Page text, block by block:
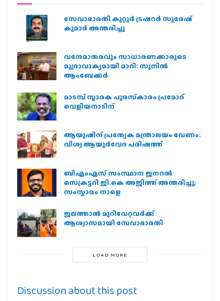
സേവാഭാരതി കുറ്റൂർ ട്രഷറർ സുരേഷ്
കുമാർ അന്തരിച്ചു
വന്ദേമാതരവും സാധാരണക്കാരുടെ
മുദ്രാവാക്യമായി മാറി: സുനിൽ
ആംബേക്കർ
മാടമ്പ് സ്മാരക പുരസ്‌കാരം പ്രമോദ്
വെളിയനാടിന്
ആയുഷിന് പ്രത്യേക മന്ത്രാലയം വേണം:
വിശ്വ ആയുര്‍വേദ പരിഷത്ത്
ബിഎംഎസ് സംസ്ഥാന ജനറൽ
സെക്രട്ടറി ജി.കെ അജിത്ത് അന്തരിച്ചു;
സംസ്കാരം നാളെ
ജലത്താല്‍ മുറിവേറ്റവര്‍ക്ക്
ആശ്വാസമായി സേവാഭാരതി
LOAD MORE
Discussion about this post